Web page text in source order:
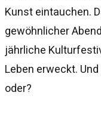
Kunst eintauchen.
gewöhnlicher
jährliche
Leben erweckt.
oder?